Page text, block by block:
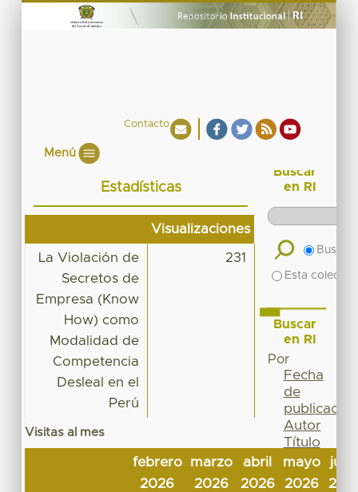
Contacto
Menú
Estadísticas
Visualizaciones
La Violación de
Secretos de
Empresa (Know
How) como
Modalidad de
Competencia
Desleal en el
Perú
231
Visitas al mes
febrero
2026
marzo
2026
abril
2026
mayo
2026
Buscar
en RI
Buscar
Esta
Buscar
en RI
Por
Fecha
de
publicación
Autor
Título
Materia
Tipo